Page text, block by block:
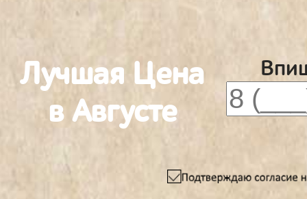
Лучшая Цена
в Августе